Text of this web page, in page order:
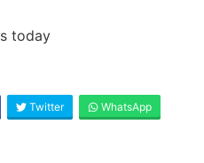
today
Twitter WhatsApp